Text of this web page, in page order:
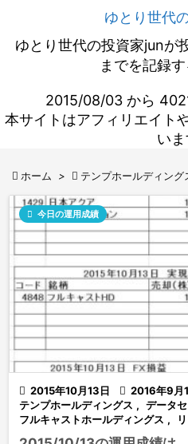
ゆとり世代
ゆとり世代の投資家junが
までを記録す
2015/08/03 から
本サイトはアフィリエイト
い
 ホーム >  テンプホールディング
 2015年10月13日  2016年9月
 今日の運用成績
テンプホールディングス , データ
フルキャストホールディングス ,